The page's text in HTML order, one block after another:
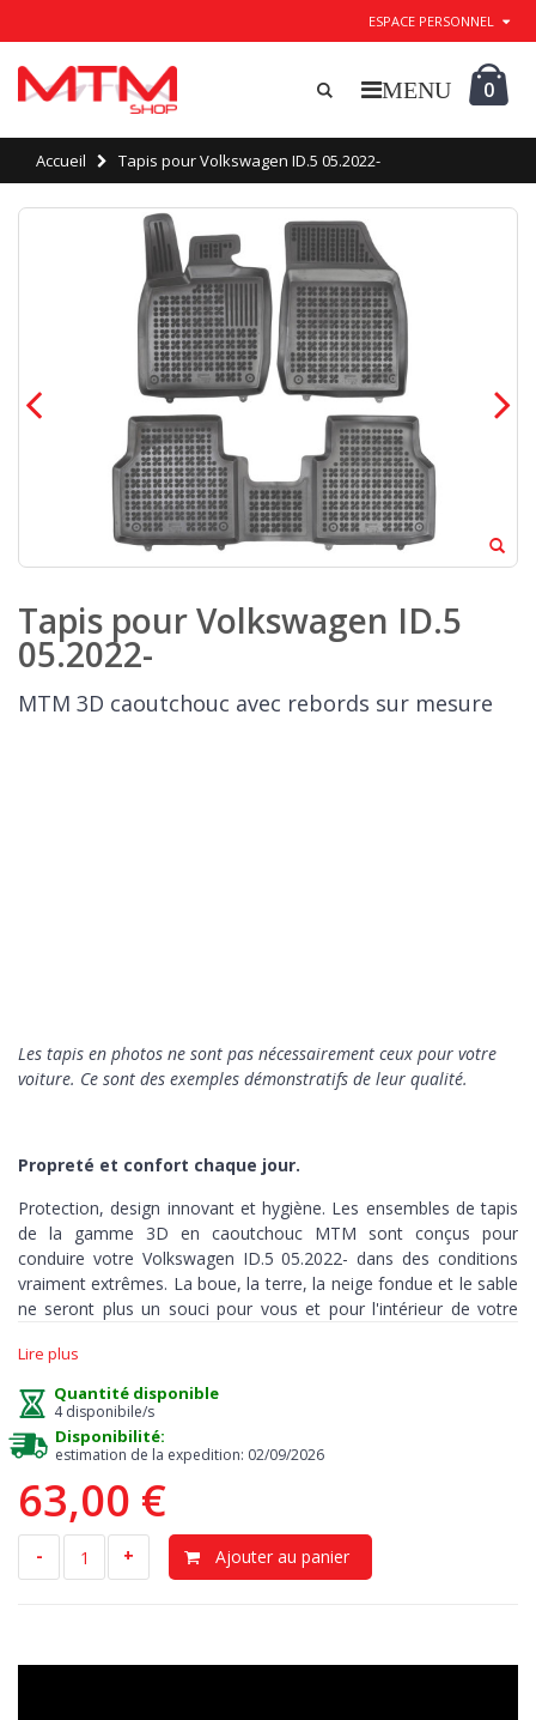
ESPACE PERSONNEL
0
Accueil Tapis pour Volkswagen ID.5 05.2022-
Tapis pour Volkswagen ID.5
05.2022-
MTM 3D caoutchouc avec rebords sur mesure
Les tapis en photos ne sont pas nécessairement ceux pour votre
voiture. Ce sont des exemples démonstratifs de leur qualité.
Propreté et confort chaque jour.
Protection, design innovant et hygiène. Les ensembles de tapis
de la gamme 3D en caoutchouc MTM sont conçus pour
conduire votre Volkswagen ID.5 05.2022- dans des conditions
vraiment extrêmes. La boue, la terre, la neige fondue et le sable
ne seront plus un souci pour vous et pour l'intérieur de votre
couvrir chaque recoinde votre habitacle
dans toutes les conditions météorologiques.
Protection> notre tapis est la meilleure solution contre la
saleté et l’humidité. Le plancher d’origine reste sec et propre,
évitant tout risque d’odeurs et de moisissure. Les bords en
Lire plus
Quantité disponible
4 disponibile/s
Disponibilité:
estimation de la expedition: 02/09/2026
63,00 €
- + Ajouter au panier